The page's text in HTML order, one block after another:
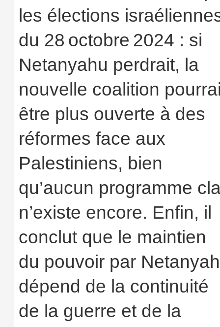
les élections
du 28 octobre 2024 : si
Netanyahu perdrait, la
nouvelle coalition
être plus ouverte à des
réformes face aux
Palestiniens, bien
qu’aucun programme
n’existe encore. Enfin, il
conclut que le maintien
du pouvoir par
dépend de la continuité
de la guerre et de la